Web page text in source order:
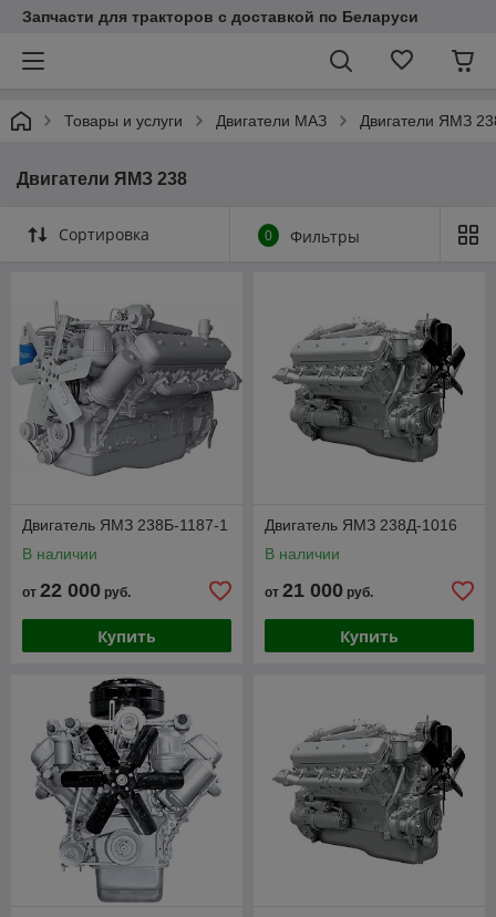
Запчасти для тракторов с доставкой по Беларуси
Товары и услуги Двигатели МАЗ Двигатели ЯМЗ
Двигатели ЯМЗ 238
Сортировка 0 Фильтры
Двигатель ЯМЗ 238Б-1187-1
В наличии
от 22 000 руб.
Купить
Двигатель ЯМЗ 238Д-1016
В наличии
от 21 000 руб.
Купить